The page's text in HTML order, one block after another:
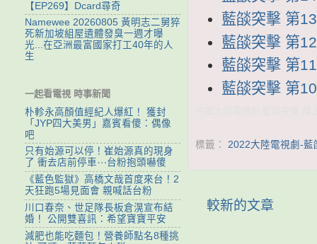
藍燄突擊 第
藍燄突擊 第
藍燄突擊 第
藍燄突擊 第
標籤： 2022大陸電視劇-藍
較新的文章
【EP269】Dcard尋奇
Namewee 20260805 黃明志二舅猝
死新加坡組屋遺體發臭一週才曝
光...在亞洲最富國家打工40年的人
生
一起看電視 時事新聞
朴軫永高顏值經紀人爆紅！ 獲封
「JYP四大美男」嘉賓看傻：偶像
吧
只有始源可以停！崔始源真的現身
了 衝去店前停車⋯台粉抱頭嚇傻
《藍色監獄》高橋文哉首度來台！2
天狂跑5場見面會 親喊話台粉
川口春奈、世足隊長板倉滉宣布結
婚！ 公開雙喜訊：希望寶寶平安
減肥也能吃麵包！營養師點名8種挑